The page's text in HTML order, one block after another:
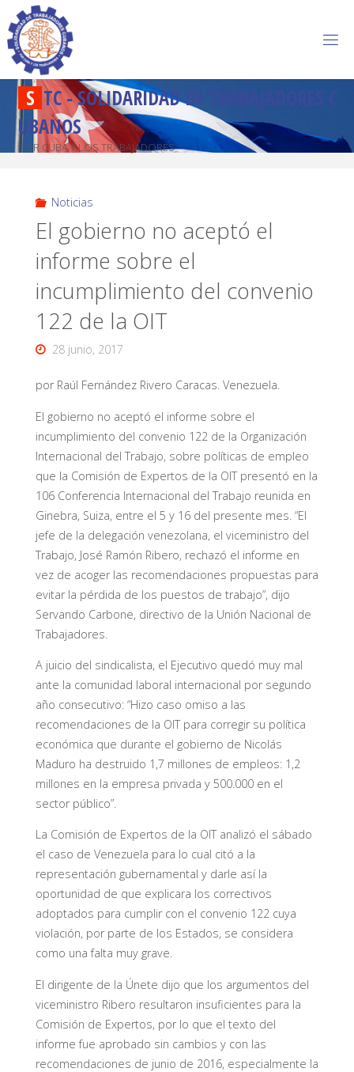
S TC-SOLIDARIDADD R A BAJADORES C
U BANOS
POR CUBA Y LOS TRABAJADORES
Noticias
El gobierno no aceptó el
informe sobre el
incumplimiento del convenio
122 de la OIT
28 junio, 2017
por Raúl Fernández Rivero Caracas. Venezuela.
El gobierno no aceptó el informe sobre el
incumplimiento del convenio 122 de la Organización
Internacional del Trabajo, sobre políticas de empleo
que la Comisión de Expertos de la OIT presentó en la
106 Conferencia Internacional del Trabajo reunida en
Ginebra, Suiza, entre el 5 y 16 del presente mes. “El
jefe de la delegación venezolana, el viceministro del
Trabajo, José Ramón Ribero, rechazó el informe en
vez de acoger las recomendaciones propuestas para
evitar la pérdida de los puestos de trabajo”, dijo
Servando Carbone, directivo de la Unión Nacional de
Trabajadores.
A juicio del sindicalista, el Ejecutivo quedó muy mal
ante la comunidad laboral internacional por segundo
año consecutivo: “Hizo caso omiso a las
recomendaciones de la OIT para corregir su política
económica que durante el gobierno de Nicolás
Maduro ha destruido 1,7 millones de empleos: 1,2
millones en la empresa privada y 500.000 en el
sector público”.
La Comisión de Expertos de la OIT analizó el sábado
el caso de Venezuela para lo cual citó a la
representación gubernamental y darle así la
oportunidad de que explicara los correctivos
adoptados para cumplir con el convenio 122 cuya
violación, por parte de los Estados, se considera
como una falta muy grave.
El dirigente de la Únete dijo que los argumentos del
viceministro Ribero resultaron insuficientes para la
Comisión de Expertos, por lo que el texto del
informe fue aprobado sin cambios y con las
recomendaciones de junio de 2016, especialmente la